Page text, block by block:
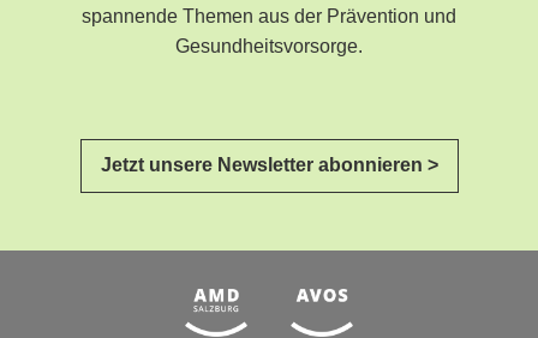
spannende Themen aus der Prävention und
Gesundheitsvorsorge.
Jetzt unsere Newsletter abonnieren >